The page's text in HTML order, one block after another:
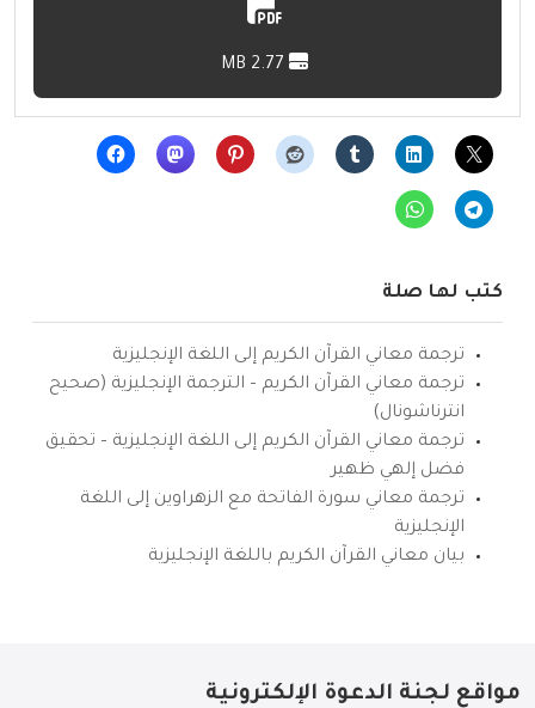
كتب لها صلة
ترجمة معاني القرآن الكريم إلى اللغة الإنجليزية
ترجمة معاني القرآن الكريم – الترجمة الإنجليزية (صحيح
انترناشونال)
ترجمة معاني القرآن الكريم إلى اللغة الإنجليزية – تحقيق
فضل إلهي ظهير
ترجمة معاني سورة الفاتحة مع الزهراوين إلى اللغة
الإنجليزية
بيان معاني القرآن الكريم باللغة الإنجليزية
مواقع لجنة الدعوة الإلكترونية